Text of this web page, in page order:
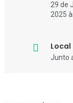
29 de
2025
Local
Junto